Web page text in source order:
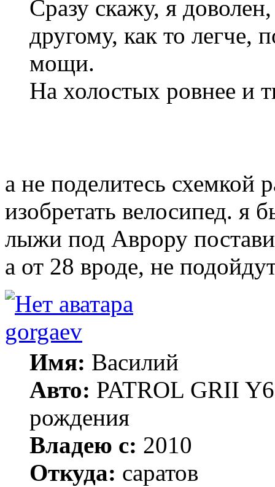
Сразу скажу, я
другому, как то легче,
мощи.
На холостых ровнее и
а не поделитесь схемкой
изобретать велосипед. я
лыжи под Аврору
а от 28 вроде, не
gorgaev
Имя: Василий
Авто: PATROL GRII
рождения
Владею с: 2010
Откуда: саратов